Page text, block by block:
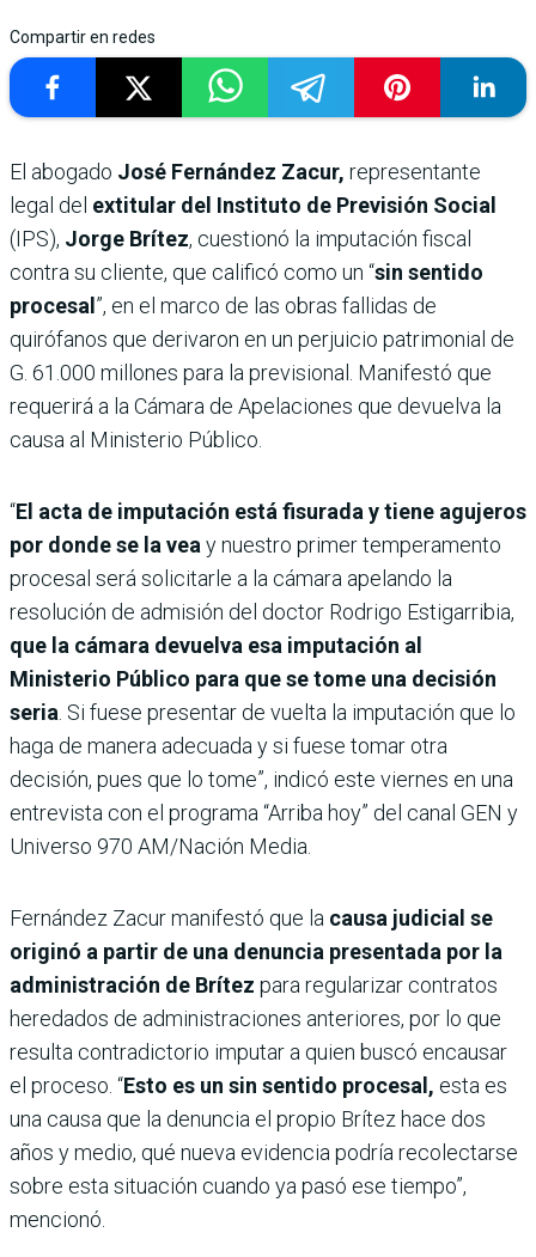
Compartir en redes
El abogado José Fernández Zacur, representante
legal del extitular del Instituto de Previsión Social
(IPS), Jorge Brítez, cuestionó la imputación fiscal
contra su cliente, que calificó como un “sin sentido
procesal ”, en el marco de las obras fallidas de
quirófanos que derivaron en un perjuicio patrimonial de
G. 61.000 millones para la previsional. Manifestó que
requerirá a la Cámara de Apelaciones que devuelva la
causa al Ministerio Público.
“El acta de imputación está fisurada y tiene agujeros
por donde se la vea y nuestro primer temperamento
procesal será solicitarle a la cámara apelando la
resolución de admisión del doctor Rodrigo Estigarribia,
que la cámara devuelva esa imputación al
Ministerio Público para que se tome una decisión
seria . Si fuese presentar de vuelta la imputación que lo
haga de manera adecuada y si fuese tomar otra
decisión, pues que lo tome”, indicó este viernes en una
entrevista con el programa “Arriba hoy” del canal GEN y
Universo 970 AM/Nación Media.
Fernández Zacur manifestó que la causa judicial se
originó a partir de una denuncia presentada por la
administración de Brítez para regularizar contratos
heredados de administraciones anteriores, por lo que
resulta contradictorio imputar a quien buscó encausar
el proceso. “Esto es un sin sentido procesal, esta es
una causa que la denuncia el propio Brítez hace dos
años y medio, qué nueva evidencia podría recolectarse
sobre esta situación cuando ya pasó ese tiempo”,
mencionó.